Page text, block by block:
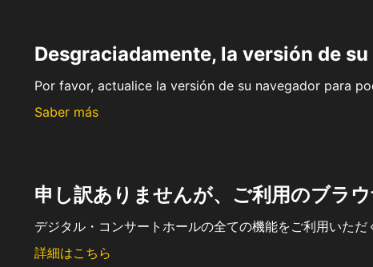
Desgraciadamente, la versión de
Por favor, actualice la versión de su navegador para
Saber más
申し訳ありませんが、ご利用のブラ
デジタル・コンサートホールの全ての機能をご利用いた
詳細はこちら